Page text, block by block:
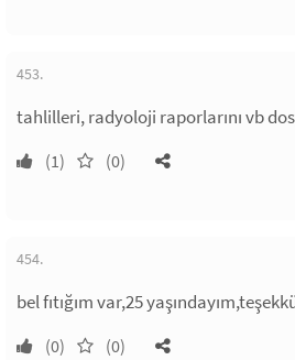
453.
tahlilleri, radyoloji raporlarını vb
(1) (0)
454.
bel fıtığım var,25
(0) (0)